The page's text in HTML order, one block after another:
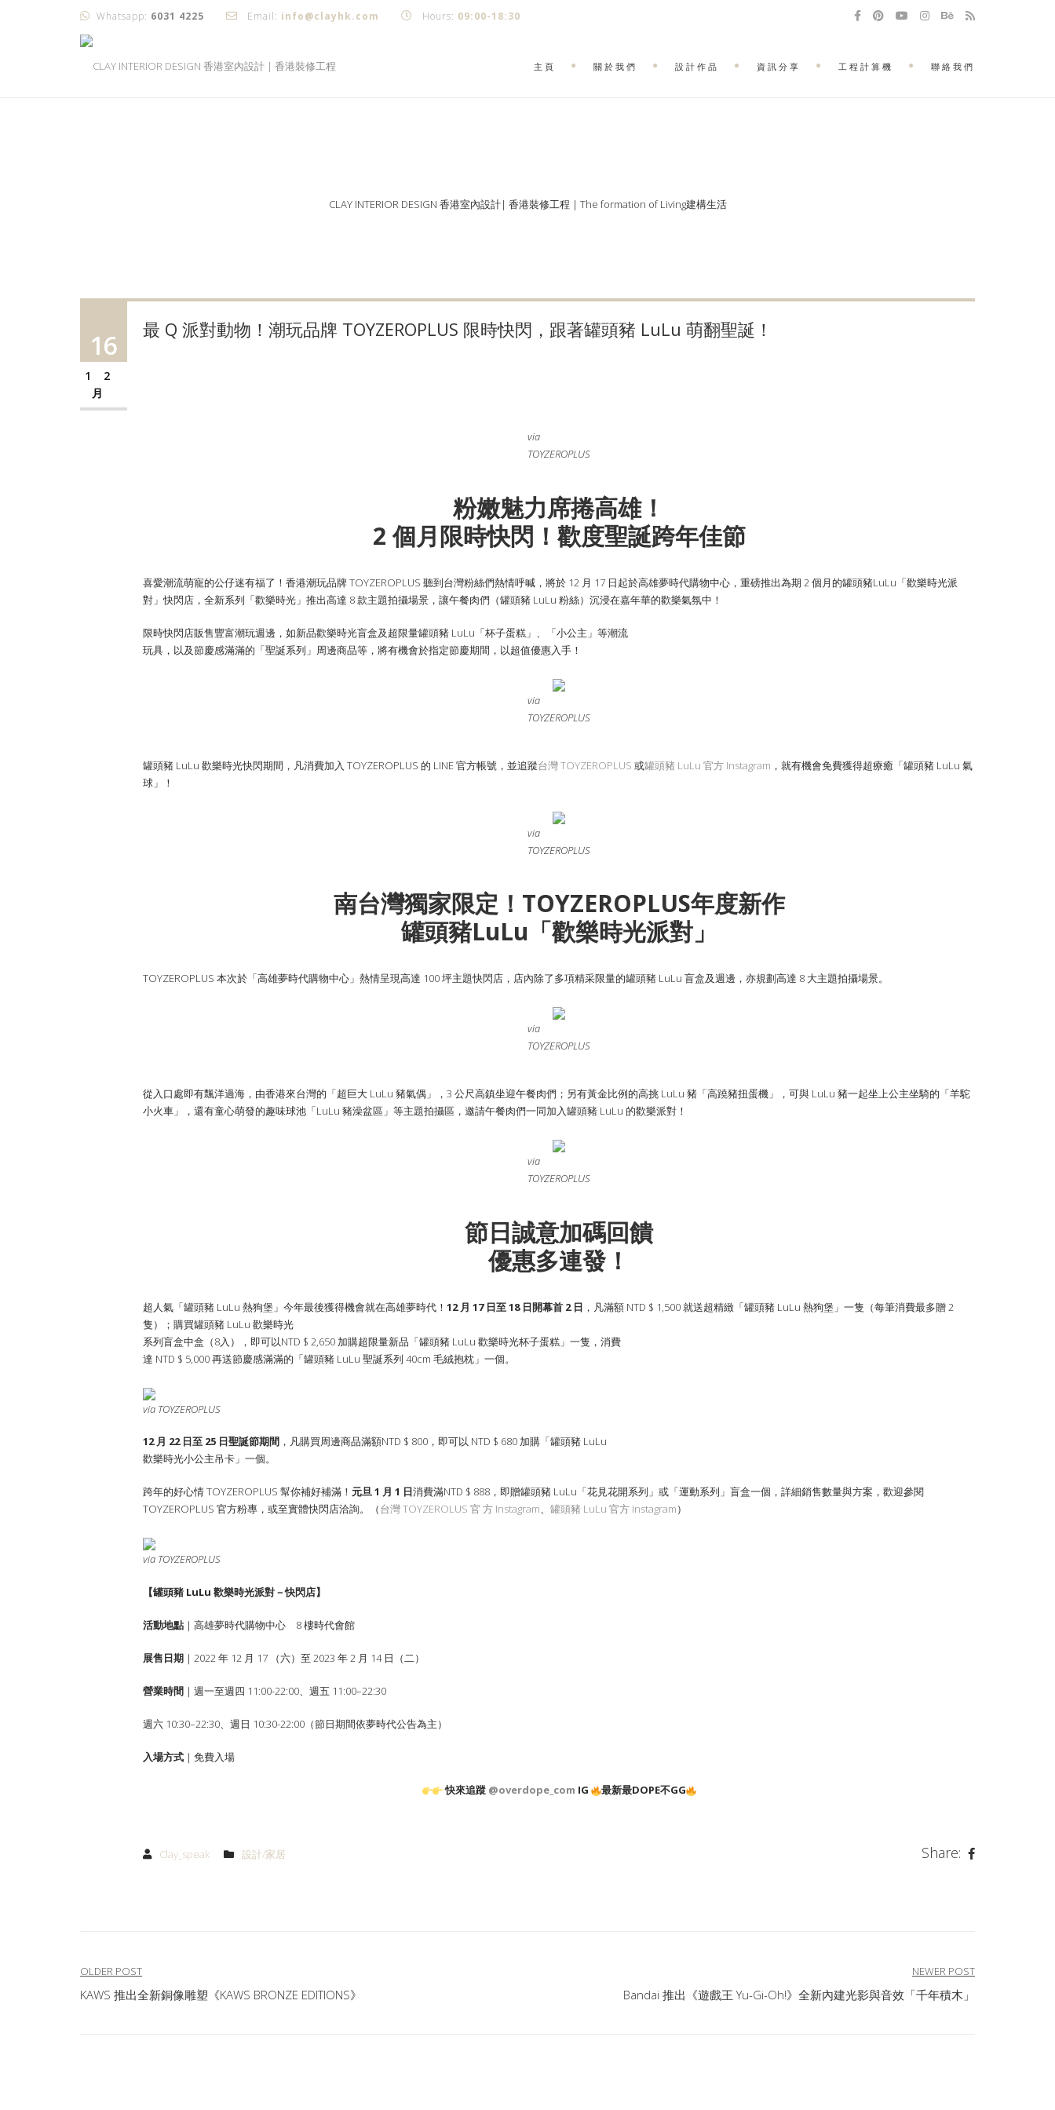
Whatsapp: 6031 4225 Email: info@clayhk.com Hours: 09:00-18:30
主頁 關於我們 設計作品 資訊分享 工程計算機 聯絡我們
CLAY INTERIOR DESIGN 香港室內設計| 香港裝修工程 | The formation of Living建構生活
16
12
月
最 Q 派對動物！潮玩品牌 TOYZEROPLUS 限時快閃，跟著罐頭豬 LuLu 萌翻聖誕！
via
TOYZEROPLUS
粉嫩魅力席捲高雄！
2 個月限時快閃！歡度聖誕跨年佳節
喜愛潮流萌寵的公仔迷有福了！香港潮玩品牌 TOYZEROPLUS 聽到台灣粉絲們熱情呼喊，將於 12 月 17 日起於高雄夢時代購物中心，重磅推出為期 2 個月的罐頭豬LuLu「歡樂時光派
對」快閃店，全新系列「歡樂時光」推出高達 8 款主題拍攝場景，讓午餐肉們（罐頭豬 LuLu 粉絲）沉浸在嘉年華的歡樂氣氛中！
限時快閃店販售豐富潮玩週邊，如新品歡樂時光盲盒及超限量罐頭豬 LuLu「杯子蛋糕」、「小公主」等潮流
玩具，以及節慶感滿滿的「聖誕系列」周邊商品等，將有機會於指定節慶期間，以超值優惠入手！
via
TOYZEROPLUS
罐頭豬 LuLu 歡樂時光快閃期間，凡消費加入 TOYZEROPLUS 的 LINE 官方帳號，並追蹤台灣 TOYZEROPLUS 或罐頭豬 LuLu 官方 Instagram ，就有機會免費獲得超療癒「罐頭豬 LuLu 氣
球」！
via
TOYZEROPLUS
南台灣獨家限定！TOYZEROPLUS年度新作
罐頭豬LuLu「歡樂時光派對」
TOYZEROPLUS 本次於「高雄夢時代購物中心」熱情呈現高達 100 坪主題快閃店，店內除了多項精采限量的罐頭豬 LuLu 盲盒及週邊，亦規劃高達 8 大主題拍攝場景。
via
TOYZEROPLUS
從入口處即有飄洋過海，由香港來台灣的「超巨大 LuLu 豬氣偶」，3 公尺高鎮坐迎午餐肉們；另有黃金比例的高挑 LuLu 豬「高蹺豬扭蛋機」，可與 LuLu 豬一起坐上公主坐騎的「羊駝
小火車」，還有童心萌發的趣味球池「LuLu 豬澡盆區」等主題拍攝區，邀請午餐肉們一同加入罐頭豬 LuLu 的歡樂派對！
via
TOYZEROPLUS
節日誠意加碼回饋
優惠多連發！
超人氣「罐頭豬 LuLu 熱狗堡」今年最後獲得機會就在高雄夢時代！ 12 月 17 日至 18 日開幕首 2 日 ，凡滿額 NTD $ 1,500 就送超精緻「罐頭豬 LuLu 熱狗堡」一隻（每筆消費最多贈 2
隻）；購買罐頭豬 LuLu 歡樂時光
系列盲盒中盒（8入），即可以NTD $ 2,650 加購超限量新品「罐頭豬 LuLu 歡樂時光杯子蛋糕」一隻，消費
達 NTD $ 5,000 再送節慶感滿滿的「罐頭豬 LuLu 聖誕系列 40cm 毛絨抱枕」一個。
via TOYZEROPLUS
12 月 22 日至 25 日聖誕節期間 ，凡購買周邊商品滿額NTD $ 800，即可以 NTD $ 680 加購「罐頭豬 LuLu
歡樂時光小公主吊卡」一個。
跨年的好心情 TOYZEROPLUS 幫你補好補滿！ 元旦 1 月 1 日消費滿NTD $ 888，即贈罐頭豬 LuLu「花見花開系列」或「運動系列」盲盒一個，詳細銷售數量與方案，歡迎參閱
TOYZEROPLUS 官方粉專，或至實體快閃店洽詢。（台灣 TOYZEROLUS 官 方 Instagram、 罐頭豬 LuLu 官方 Instagram）
via TOYZEROPLUS
【罐頭豬 LuLu 歡樂時光派對－快閃店】
活動地點 ｜高雄夢時代購物中心 8 樓時代會館
展售日期 ｜2022 年 12 月 17 （六）至 2023 年 2 月 14 日（二）
營業時間 ｜週一至週四 11:00-22:00、週五 11:00–22:30
週六 10:30–22:30、週日 10:30-22:00（節日期間依夢時代公告為主）
入場方式 ｜免費入場
快來追蹤 @overdope_com IG 最新最DOPE不GG
Clay_speak 設計/家居 Share:
文
章
OLDER POST
KAWS 推出全新銅像雕塑《KAWS BRONZE EDITIONS》
NEWER POST
Bandai 推出《遊戲王 Yu-Gi-Oh!》全新內建光影與音效「千年積木」